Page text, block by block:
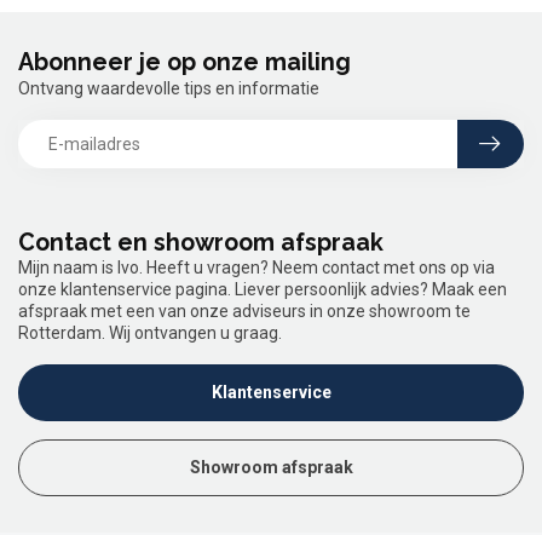
Contact en showroom afspraak
Mijn naam is Ivo. Heeft u vragen? Neem contact met ons op via
onze klantenservice pagina. Liever persoonlijk advies? Maak een
afspraak met een van onze adviseurs in onze showroom te
Rotterdam. Wij ontvangen u graag.
Klantenservice
Showroom afspraak
Abonneer je op onze mailing
Ontvang waardevolle tips en informatie